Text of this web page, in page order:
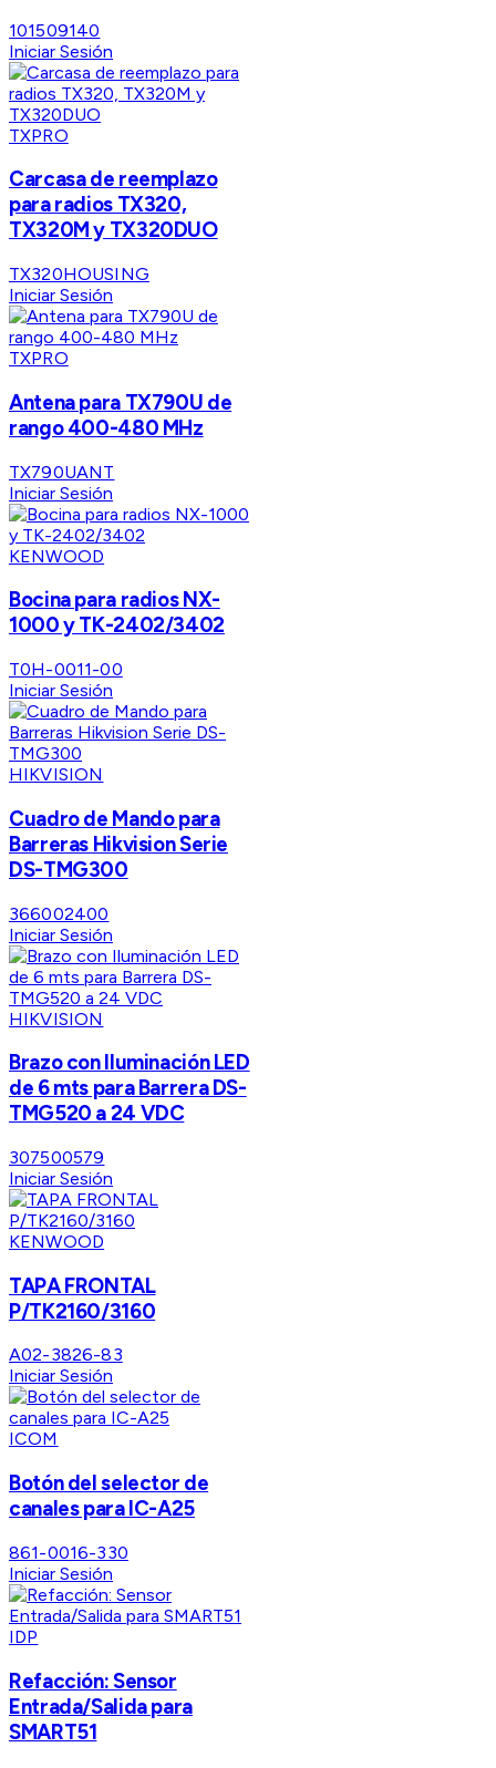
101509140
Iniciar Sesión
TXPRO
Carcasa de reemplazo
para radios TX320,
TX320M y TX320DUO
TX320HOUSING
Iniciar Sesión
TXPRO
Antena para TX790U de
rango 400-480 MHz
TX790UANT
Iniciar Sesión
KENWOOD
Bocina para radios NX-
1000 y TK-2402/3402
T0H-0011-00
Iniciar Sesión
HIKVISION
Cuadro de Mando para
Barreras Hikvision Serie
DS-TMG300
366002400
Iniciar Sesión
HIKVISION
Brazo con Iluminación LED
de 6 mts para Barrera DS-
TMG520 a 24 VDC
307500579
Iniciar Sesión
KENWOOD
TAPA FRONTAL
P/TK2160/3160
A02-3826-83
Iniciar Sesión
ICOM
Botón del selector de
canales para IC-A25
861-0016-330
Iniciar Sesión
IDP
Refacción: Sensor
Entrada/Salida para
SMART51